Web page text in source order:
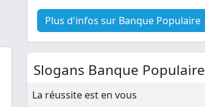
Plus d'infos sur Banque Populaire
Slogans Banque Populaire
La réussite est en vous